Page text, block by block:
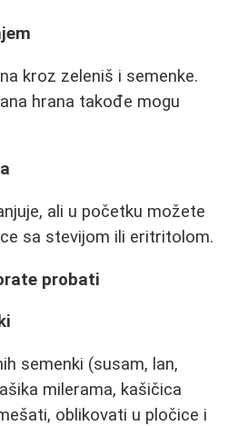
kroz zeleniš i semenke.
hrana takođe mogu
ali u početku možete
sa stevijom ili eritritolom.
probati
semenki (susam, lan,
milerama, kašičica
oblikovati u pločice i